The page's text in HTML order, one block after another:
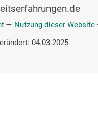
— Nutzung dieser Website
04.03.2025